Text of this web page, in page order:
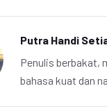
Putra Handi
Penulis berbakat,
bahasa kuat dan